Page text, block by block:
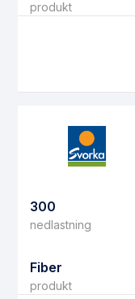
produkt
300
nedlastning
Fiber
produkt